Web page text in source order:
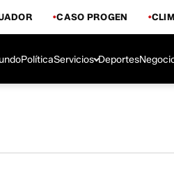
CASO PROGEN
PolíticaServicios Deportes